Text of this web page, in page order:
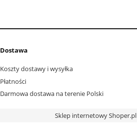
Dostawa
Koszty dostawy i wysyłka
Płatności
Darmowa dostawa na terenie Polski
Sklep internetowy Shoper.pl